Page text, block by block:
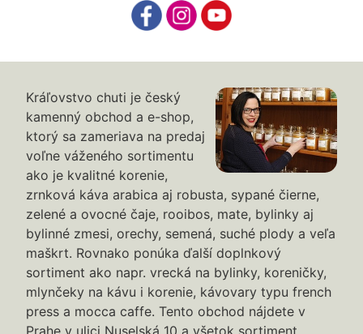
Kráľovstvo chuti je český
kamenný obchod a e-shop,
ktorý sa zameriava na predaj
voľne váženého sortimentu
ako je kvalitné korenie,
zrnková káva arabica aj robusta, sypané čierne,
zelené a ovocné čaje, rooibos, mate, bylinky aj
bylinné zmesi, orechy, semená, suché plody a veľa
maškrt. Rovnako ponúka ďalší doplnkový
sortiment ako napr. vrecká na bylinky, koreničky,
mlynčeky na kávu i korenie, kávovary typu french
press a mocca caffe. Tento obchod nájdete v